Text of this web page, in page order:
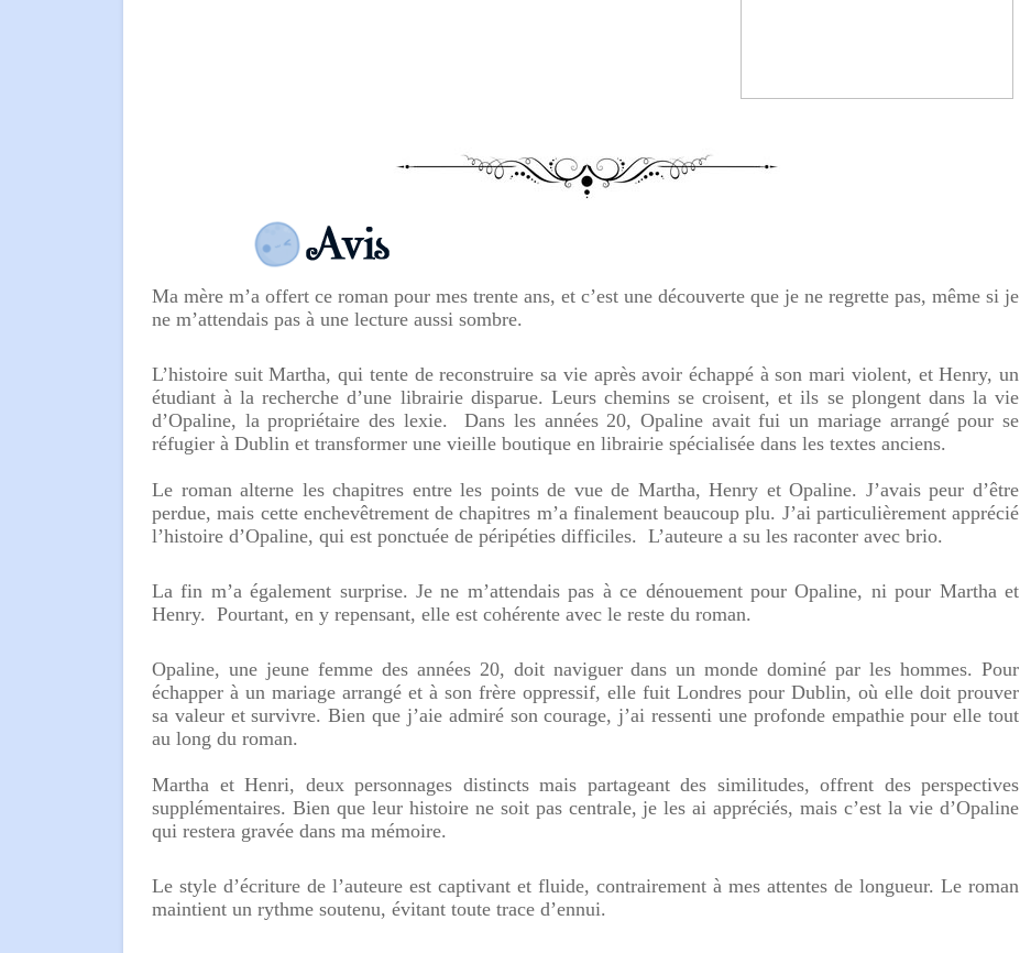
Ma mère m’a offert ce roman pour mes trente ans, et c’est une découverte que je ne regrette pas, même si je
ne m’attendais pas à une lecture aussi sombre.
L’histoire suit Martha, qui tente de reconstruire sa vie après avoir échappé à son mari violent, et Henry, un
étudiant à la recherche d’une librairie disparue. Leurs chemins se croisent, et ils se plongent dans la vie
d’Opaline, la propriétaire des lexie. Dans les années 20, Opaline avait fui un mariage arrangé pour se
réfugier à Dublin et transformer une vieille boutique en librairie spécialisée dans les textes anciens.
Le roman alterne les chapitres entre les points de vue de Martha, Henry et Opaline. J’avais peur d’être
perdue, mais cette enchevêtrement de chapitres m’a finalement beaucoup plu. J’ai particulièrement apprécié
l’histoire d’Opaline, qui est ponctuée de péripéties difficiles. L’auteure a su les raconter avec brio.
La fin m’a également surprise. Je ne m’attendais pas à ce dénouement pour Opaline, ni pour Martha et
Henry. Pourtant, en y repensant, elle est cohérente avec le reste du roman.
Opaline, une jeune femme des années 20, doit naviguer dans un monde dominé par les hommes. Pour
échapper à un mariage arrangé et à son frère oppressif, elle fuit Londres pour Dublin, où elle doit prouver
sa valeur et survivre. Bien que j’aie admiré son courage, j’ai ressenti une profonde empathie pour elle tout
au long du roman.
Martha et Henri, deux personnages distincts mais partageant des similitudes, offrent des perspectives
supplémentaires. Bien que leur histoire ne soit pas centrale, je les ai appréciés, mais c’est la vie d’Opaline
qui restera gravée dans ma mémoire.
Le style d’écriture de l’auteure est captivant et fluide, contrairement à mes attentes de longueur. Le roman
maintient un rythme soutenu, évitant toute trace d’ennui.